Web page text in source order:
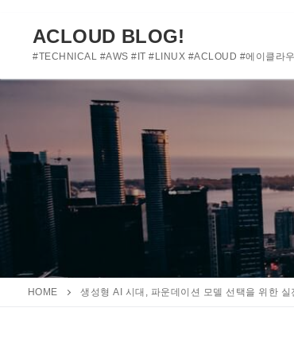
기
ACLOUD BLOG!
#TECHNICAL #AWS #IT #LINUX #ACLOUD #에이클라
HOME 생성형 AI 시대, 파운데이션 모델 선택을 위한 실